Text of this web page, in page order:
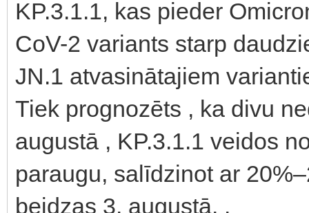
KP.3.1.1, kas pieder
CoV-2 variants starp
JN.1 atvasinātajiem
Tiek prognozēts , ka divu
augustā , KP.3.1.1 veidos
paraugu, salīdzinot ar
beidzas 3. augustā. .